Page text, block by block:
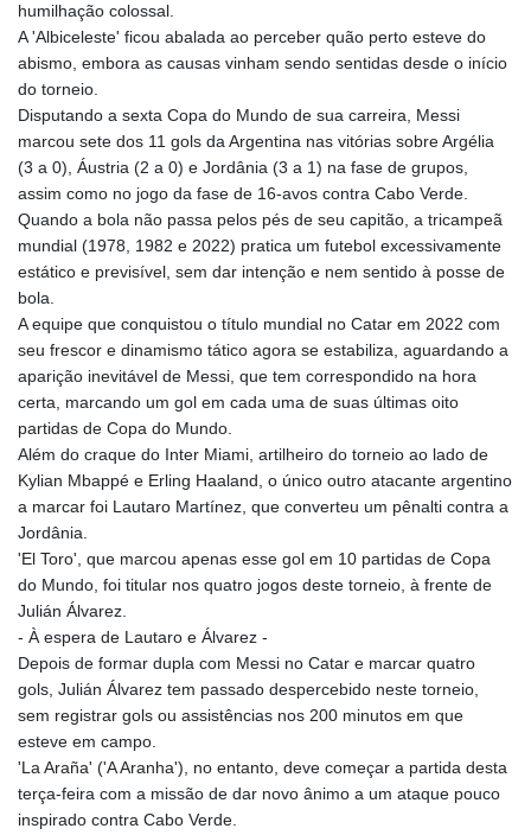
humilhação colossal.
A 'Albiceleste' ficou abalada ao perceber quão perto esteve do
abismo, embora as causas vinham sendo sentidas desde o início
do torneio.
Disputando a sexta Copa do Mundo de sua carreira, Messi
marcou sete dos 11 gols da Argentina nas vitórias sobre Argélia
(3 a 0), Áustria (2 a 0) e Jordânia (3 a 1) na fase de grupos,
assim como no jogo da fase de 16-avos contra Cabo Verde.
Quando a bola não passa pelos pés de seu capitão, a tricampeã
mundial (1978, 1982 e 2022) pratica um futebol excessivamente
estático e previsível, sem dar intenção e nem sentido à posse de
bola.
A equipe que conquistou o título mundial no Catar em 2022 com
seu frescor e dinamismo tático agora se estabiliza, aguardando a
aparição inevitável de Messi, que tem correspondido na hora
certa, marcando um gol em cada uma de suas últimas oito
partidas de Copa do Mundo.
Além do craque do Inter Miami, artilheiro do torneio ao lado de
Kylian Mbappé e Erling Haaland, o único outro atacante argentino
a marcar foi Lautaro Martínez, que converteu um pênalti contra a
Jordânia.
'El Toro', que marcou apenas esse gol em 10 partidas de Copa
do Mundo, foi titular nos quatro jogos deste torneio, à frente de
Julián Álvarez.
- À espera de Lautaro e Álvarez -
Depois de formar dupla com Messi no Catar e marcar quatro
gols, Julián Álvarez tem passado despercebido neste torneio,
sem registrar gols ou assistências nos 200 minutos em que
esteve em campo.
'La Araña' ('A Aranha'), no entanto, deve começar a partida desta
terça-feira com a missão de dar novo ânimo a um ataque pouco
inspirado contra Cabo Verde.